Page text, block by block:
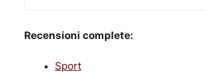
Recensioni complete:
Sport